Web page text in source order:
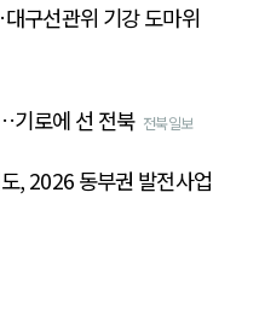
구선관위 기강 도마위
기로에 선 전북 전북일보
, 2026 동부권 발전사업